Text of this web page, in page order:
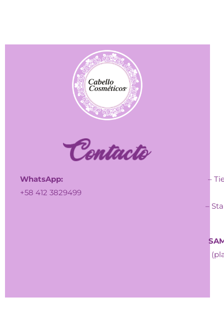
WhatsApp:
+58 412 3829499
–
–